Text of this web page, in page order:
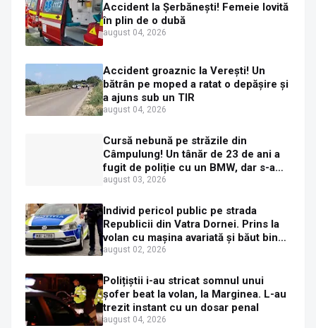
Accident la Șerbănești! Femeie lovită
în plin de o dubă
august 04, 2026
Accident groaznic la Verești! Un
bătrân pe moped a ratat o depășire și
a ajuns sub un TIR
august 04, 2026
Cursă nebună pe străzile din
Câmpulung! Un tânăr de 23 de ani a
fugit de poliție cu un BMW, dar s-a
oprit într-un gard de pe strada
august 03, 2026
Individ pericol public pe strada
Republicii din Vatra Dornei. Prins la
volan cu mașina avariată și băut bine,
în plină zi
august 02, 2026
Polițiștii i-au stricat somnul unui
șofer beat la volan, la Marginea. L-au
trezit instant cu un dosar penal
august 04, 2026